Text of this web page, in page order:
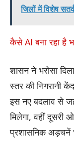
जिलों में विशेष
कैसे AI बना रहा है
शासन ने भरोसा
स्तर की निगरानी
इस नए बदलाव से
मिलेगा, वहीं दूसरी
प्रशासनिक अड़चनें